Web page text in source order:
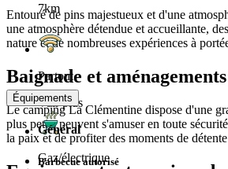
Entouré de pins majestueux et d'une
une atmosphère détendue et accueillante,
nature et de nombreuses expériences à
Baignade et
Le camping La Clémentine dispose d'une
plus petits peuvent s'amuser en toute
la paix et de profiter des moments de
7km
Partout
Voir plus
Gaz/électrique
Équipements
Général
Barbecue autorisé